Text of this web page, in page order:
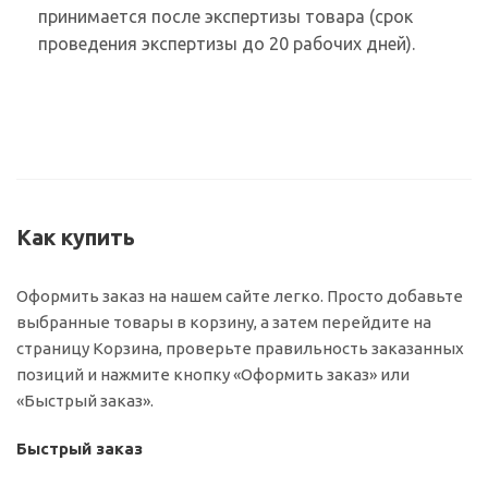
принимается после экспертизы товара (срок
проведения экспертизы до 20 рабочих дней).
Как купить
Оформить заказ на нашем сайте легко. Просто добавьте
выбранные товары в корзину, а затем перейдите на
страницу Корзина, проверьте правильность заказанных
позиций и нажмите кнопку «Оформить заказ» или
«Быстрый заказ».
Быстрый заказ